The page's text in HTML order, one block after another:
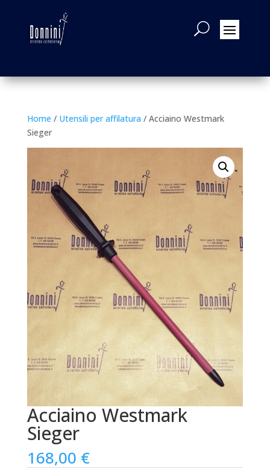
Home / Utensili per affilatura / Acciaino Westmark
Sieger
Acciaino Westmark
Sieger
168,00 €